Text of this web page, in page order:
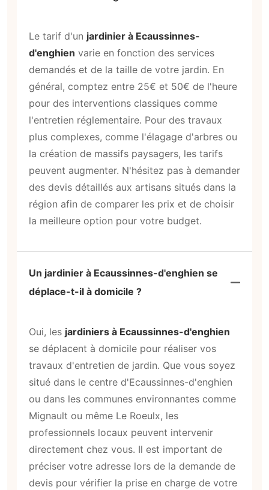
Le tarif d'un jardinier à Ecaussinnes-
d'enghien varie en fonction des services
demandés et de la taille de votre jardin. En
général, comptez entre 25€ et 50€ de l'heure
pour des interventions classiques comme
l'entretien réglementaire. Pour des travaux
plus complexes, comme l'élagage d'arbres ou
la création de massifs paysagers, les tarifs
peuvent augmenter. N'hésitez pas à demander
des devis détaillés aux artisans situés dans la
région afin de comparer les prix et de choisir
la meilleure option pour votre budget.
Un jardinier à Ecaussinnes-d'enghien se
déplace-t-il à domicile ?
Oui, les jardiniers à Ecaussinnes-d'enghien
se déplacent à domicile pour réaliser vos
travaux d'entretien de jardin. Que vous soyez
situé dans le centre d'Ecaussinnes-d'enghien
ou dans les communes environnantes comme
Mignault ou même Le Roeulx, les
professionnels locaux peuvent intervenir
directement chez vous. Il est important de
préciser votre adresse lors de la demande de
devis pour vérifier la prise en charge de votre